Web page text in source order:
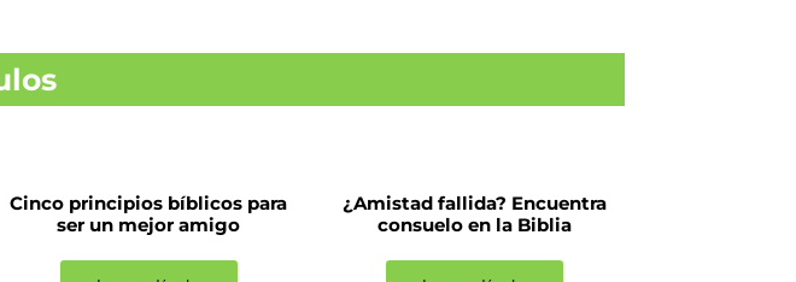
Cinco principios bíblicos para
ser un mejor amigo
¿Amistad fallida? Encuentra
consuelo en la Biblia